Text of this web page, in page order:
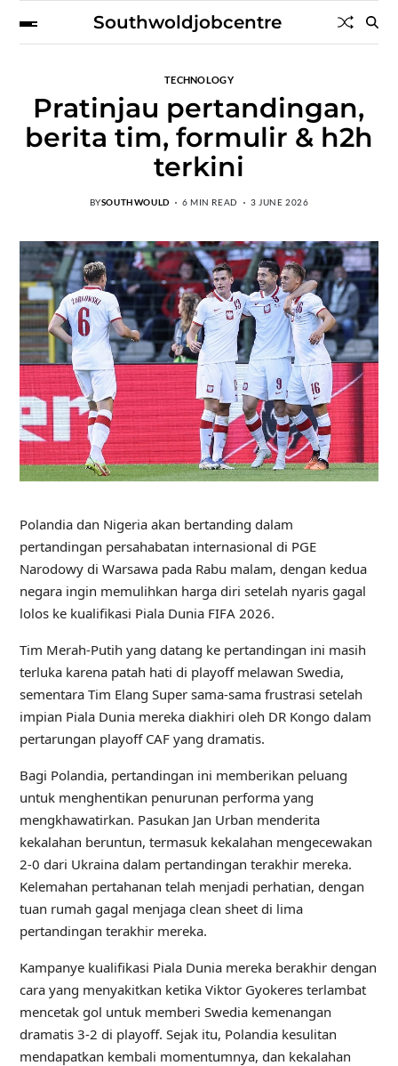
Southwoldjobcentre
TECHNOLOGY
Pratinjau pertandingan,
berita tim, formulir & h2h
terkini
BYSOUTHWOULD 6 MIN READ 3 JUNE 2026
Polandia dan Nigeria akan bertanding dalam
pertandingan persahabatan internasional di PGE
Narodowy di Warsawa pada Rabu malam, dengan kedua
negara ingin memulihkan harga diri setelah nyaris gagal
lolos ke kualifikasi Piala Dunia FIFA 2026.
Tim Merah-Putih yang datang ke pertandingan ini masih
terluka karena patah hati di playoff melawan Swedia,
sementara Tim Elang Super sama-sama frustrasi setelah
impian Piala Dunia mereka diakhiri oleh DR Kongo dalam
pertarungan playoff CAF yang dramatis.
Bagi Polandia, pertandingan ini memberikan peluang
untuk menghentikan penurunan performa yang
mengkhawatirkan. Pasukan Jan Urban menderita
kekalahan beruntun, termasuk kekalahan mengecewakan
2-0 dari Ukraina dalam pertandingan terakhir mereka.
Kelemahan pertahanan telah menjadi perhatian, dengan
tuan rumah gagal menjaga clean sheet di lima
pertandingan terakhir mereka.
Kampanye kualifikasi Piala Dunia mereka berakhir dengan
cara yang menyakitkan ketika Viktor Gyokeres terlambat
mencetak gol untuk memberi Swedia kemenangan
dramatis 3-2 di playoff. Sejak itu, Polandia kesulitan
mendapatkan kembali momentumnya, dan kekalahan